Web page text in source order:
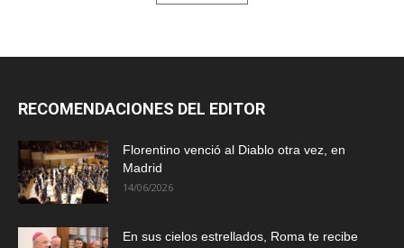
RECOMENDACIONES DEL EDITOR
Florentino venció al Diablo otra vez, en
Madrid
14/06/2026
En sus cielos estrellados, Roma te recibe